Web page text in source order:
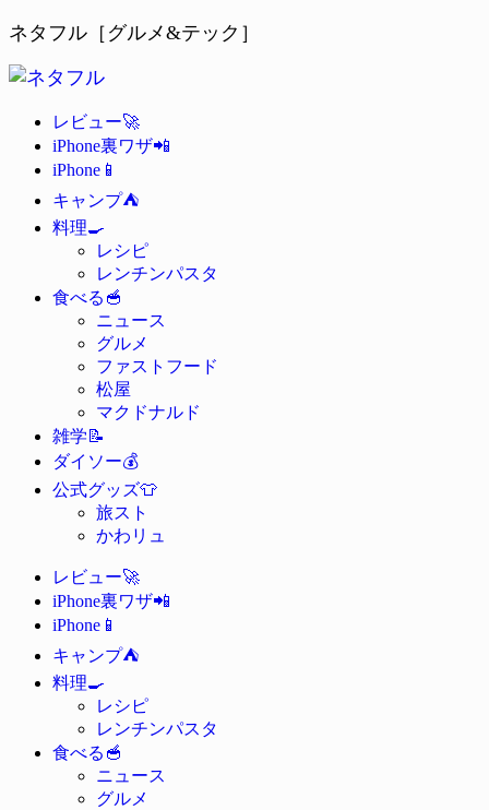
ネタフル［グルメ&テック］
レビュー🚀
iPhone裏ワザ📲
iPhone 📱
キャンプ⛺
料理🍳
レシピ
レンチンパスタ
食べる 🥣
ニュース
グルメ
ファストフード
松屋
マクドナルド
雑学📝
ダイソー💰
公式グッズ👕
旅スト
かわリュ
レビュー🚀
iPhone裏ワザ📲
iPhone 📱
キャンプ⛺
料理🍳
レシピ
レンチンパスタ
食べる 🥣
ニュース
グルメ